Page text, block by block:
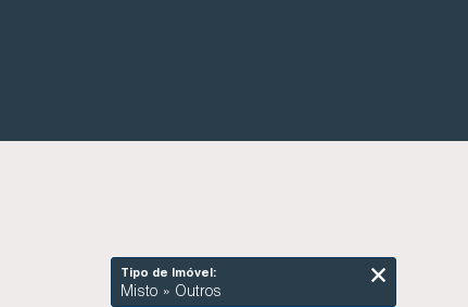
Tipo de Imóvel:
Misto » Outros